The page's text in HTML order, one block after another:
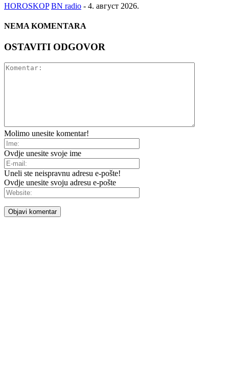
HOROSKOP BN radio - 4. август 2026.
NEMA KOMENTARA
OSTAVITI ODGOVOR
Molimo unesite komentar!
Ovdje unesite svoje ime
Uneli ste neispravnu adresu e-pošte!
Ovdje unesite svoju adresu e-pošte